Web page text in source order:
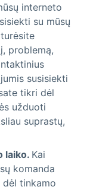
interneto
su mūsų
problemą,
susisiekti
tikri dėl
užduoti
suprastų,
laiko. Kai
komanda
dėl tinkamo